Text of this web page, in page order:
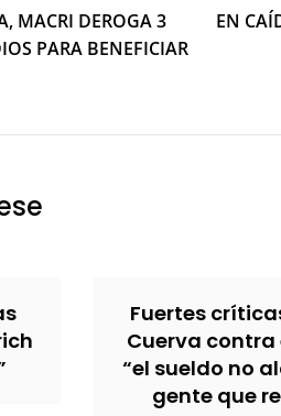
MACRI DEROGA 3
PARA BENEFICIAR
EN
Fuertes
Cuerva contra
“el sueldo no
gente que